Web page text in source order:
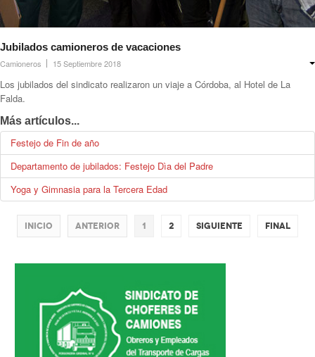
Jubilados camioneros de vacaciones
Camioneros 15 Septiembre 2018
Los jubilados del sindicato realizaron un viaje a Córdoba, al Hotel de La
Falda.
Más artículos...
Festejo de Fin de año
Departamento de jubilados: Festejo Dìa del Padre
Yoga y Gimnasia para la Tercera Edad
Inicio Anterior 1 2 Siguiente Final